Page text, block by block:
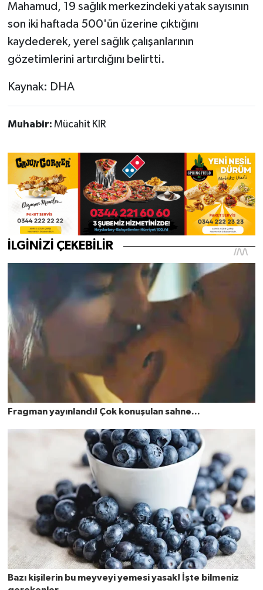
Mahamud, 19 sağlık merkezindeki yatak sayısının
son iki haftada 500'ün üzerine çıktığını
kaydederek, yerel sağlık çalışanlarının
gözetimlerini artırdığını belirtti.
Kaynak: DHA
Muhabir: Mücahit KIR